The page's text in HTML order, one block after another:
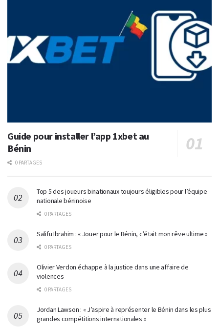
Guide pour installer l’app 1xbet au
Bénin
0 PARTAGES
Top 5 des joueurs binationaux toujours éligibles pour l’équipe
nationale béninoise
0 PARTAGES
Salifu Ibrahim : « Jouer pour le Bénin, c’était mon rêve ultime »
0 PARTAGES
Olivier Verdon échappe à la justice dans une affaire de
violences
0 PARTAGES
Jordan Lawson : « J’aspire à représenter le Bénin dans les plus
grandes compétitions internationales »